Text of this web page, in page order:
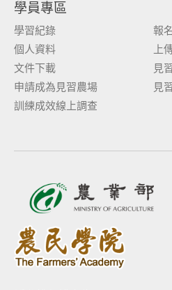
學員專區
學習紀錄
報
個人資料
上
文件下載
見
申請成為見習農場
見
訓練成效線上調查